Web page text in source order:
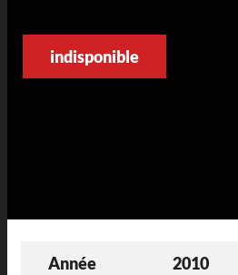
indisponible
Année 2010